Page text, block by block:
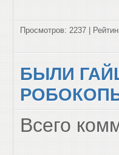
Просмотров: 2237 |
БЫЛИ
Всего